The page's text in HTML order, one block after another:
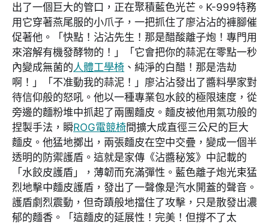
出了一個巨大的管口，正在聚積藍色光芒。K-999特務
用它穿著燕尾服的小爪子，一把抓住了廖沾沾的褲腳催
促著他。「快點！沾沾先生！那是醋酸離子炮！專門用
來溶解有機發酵物的！」「它會把你的蒜泥在零點一秒
內變成無菌的人體工學椅 、純淨的白醋！那是浩劫
啊！」「不准動我的蒜泥！」廖沾沾發出了醬料學家對
待信仰般的怒吼。他以一種專業包水餃的極限速度，從
旁邊的麵粉堆中抓起了兩團麵皮。麵皮被他用氣功般的
捏製手法，瞬ROG電競椅間擴大成直徑三公尺的巨大
麵皮。他猛地擲出，兩張麵皮在空中交疊，變成一個半
透明的防禦護盾。這就是家傳《沾醬秘笈》中記載的
「水餃皮護盾」，薄韌而充滿彈性。藍色離子炮光束猛
烈地擊中麵皮護盾，發出了一聲像是汽水開蓋的聲音。
護盾劇烈震動，但奇蹟般地擋住了攻擊，只是散發出濃
郁的麵香。「這麵皮的延展性！完美！但撐不了太